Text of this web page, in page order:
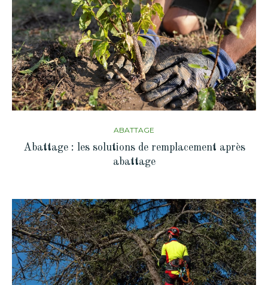
ABATTAGE
Abattage : les solutions de remplacement après
abattage